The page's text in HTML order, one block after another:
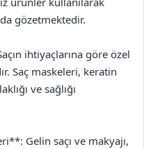
da gözetmektedir.
ihtiyaçlarına göre özel
Saç maskeleri, keratin
ve sağlığı
Gelin saçı ve makyajı,